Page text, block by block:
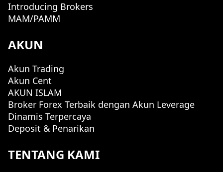
Introducing Brokers
MAM/PAMM
AKUN
Akun Trading
Akun Cent
AKUN ISLAM
Broker Forex Terbaik dengan Akun Leverage
Dinamis Terpercaya
Deposit & Penarikan
TENTANG KAMI